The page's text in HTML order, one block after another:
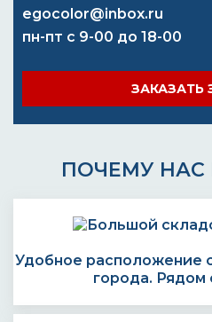
egocolor@inbox.ru
пн-пт с 9-00 до 18-00
ЗАКАЗАТЬ
ПОЧЕМУ
Удобное расположение
города. Рядом